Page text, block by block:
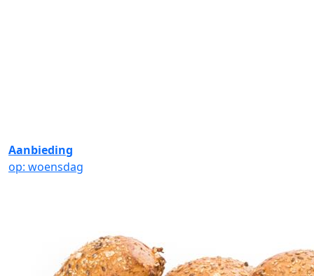
Aanbieding
op: woensdag